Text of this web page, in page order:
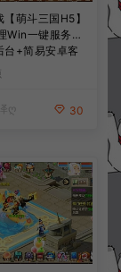
萌斗三国H5】
Win一键服务端
台+简易安卓客
建教程+视频教
ღ 30